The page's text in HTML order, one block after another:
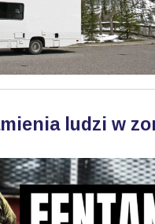
ludzi w